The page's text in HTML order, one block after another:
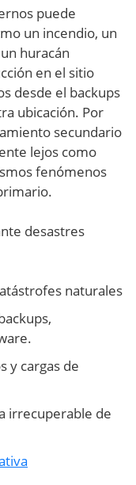
puede
un incendio, un
huracán
en el sitio
desde el backups
ubicación. Por
secundario
lejos como
fenómenos
desastres
naturales
y cargas de
irrecuperable de